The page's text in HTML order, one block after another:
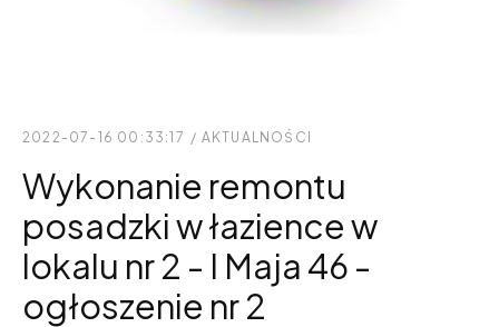
2022-07-16 00:33:17 / AKTUALNOŚCI
Wykonanie remontu
posadzki w łazience w
lokalu nr 2 - I Maja 46 -
ogłoszenie nr 2